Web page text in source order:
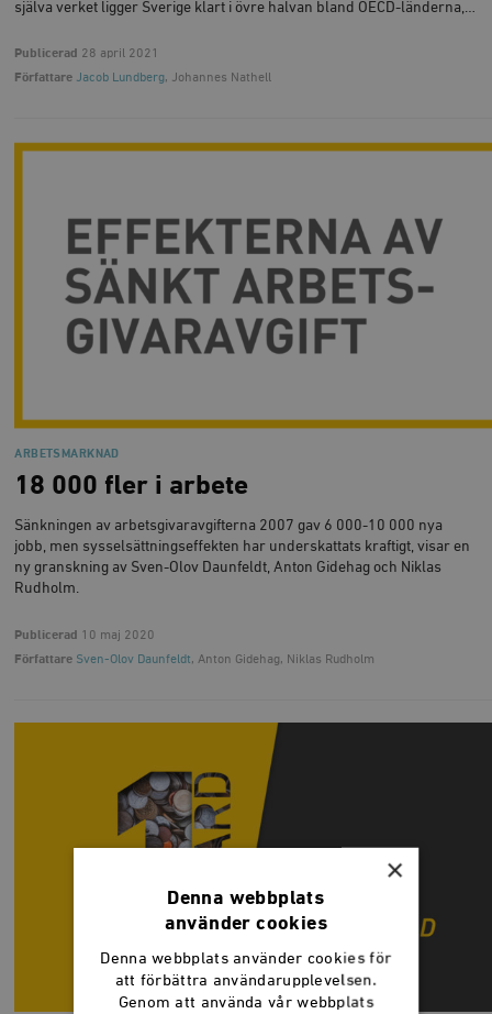
själva verket ligger Sverige klart i övre halvan bland OECD-länderna,…
Publicerad 28 april 2021
Författare Jacob Lundberg, Johannes Nathell
ARBETSMARKNAD
18 000 fler i arbete
Sänkningen av arbetsgivaravgifterna 2007 gav 6 000-10 000 nya
jobb, men sysselsättningseffekten har underskattats kraftigt, visar en
ny granskning av Sven-Olov Daunfeldt, Anton Gidehag och Niklas
Rudholm.
Publicerad 10 maj 2020
Författare Sven-Olov Daunfeldt, Anton Gidehag, Niklas Rudholm
×
Denna webbplats
använder cookies
Denna webbplats använder cookies för
att förbättra användarupplevelsen.
Genom att använda vår webbplats